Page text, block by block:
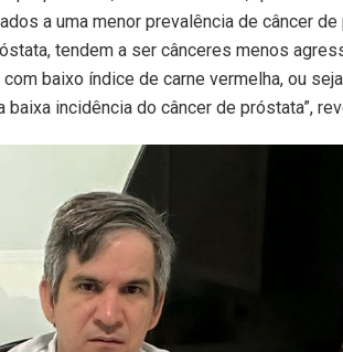
a uma menor prevalência de câncer
tendem a ser cânceres menos
baixo índice de carne vermelha, ou
incidência do câncer de próstata”,